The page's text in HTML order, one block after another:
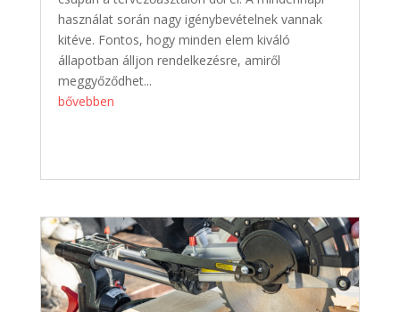
használat során nagy igénybevételnek vannak
kitéve. Fontos, hogy minden elem kiváló
állapotban álljon rendelkezésre, amiről
meggyőződhet...
bővebben